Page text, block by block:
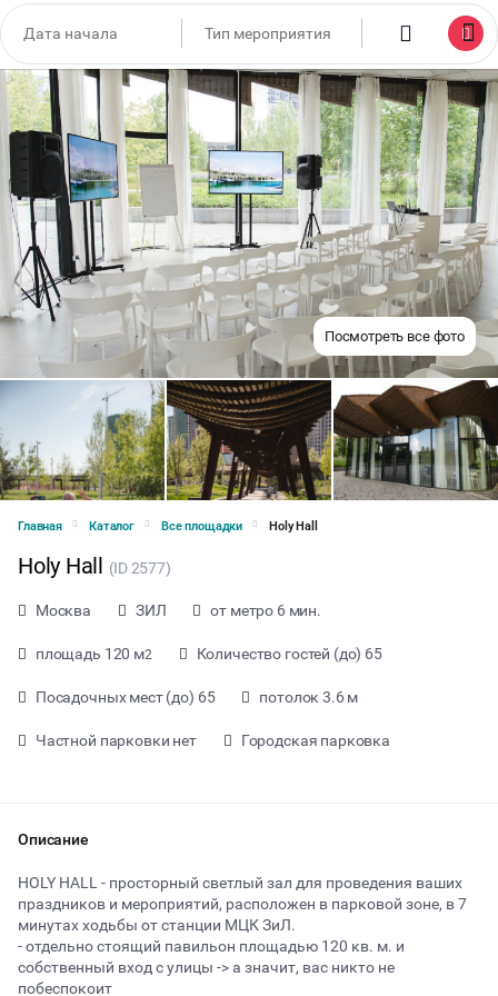
Посмотреть все фото
Главная Каталог Все площадки Holy Hall
Holy Hall (ID 2577)
Москва ЗИЛ от метро 6 мин.
площадь 120 м2 Количество гостей (до) 65
Посадочных мест (до) 65 потолок 3.6 м
Частной парковки нет Городская парковка
Описание
HOLY HALL - просторный светлый зал для проведения ваших
праздников и мероприятий, расположен в парковой зоне, в 7
минутах ходьбы от станции МЦК ЗиЛ.
- отдельно стоящий павильон площадью 120 кв. м. и
собственный вход с улицы -> а значит, вас никто не
побеспокоит
от 2900 ₽ за час
Тип мероприятия